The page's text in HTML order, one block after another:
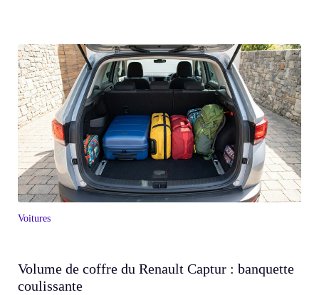
Voitures
Volume de coffre du Renault Captur : banquette
coulissante